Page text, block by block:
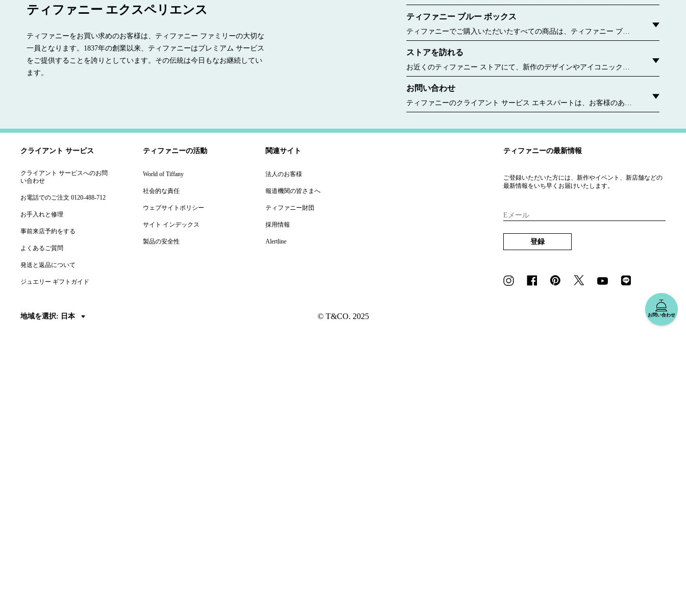
ティファニー エクスペリエンス
ティファニーをお買い求めのお客様は、ティファニー ファミリーの大切な
一員となります。1837年の創業以来、ティファニーはプレミアム サービス
をご提供することを誇りとしています。その伝統は今日もなお継続してい
ます。
ご覧ください。
ティファニー ブルー ボックス
ティファニーでご購入いただいたすべての商品は、ティファニー ブル
ー ボックスに包んでお届けいたします。この有名なパッケージが誕生
したのは1886年に遡ります。今ではすべてのブルー ボックスおよびブ
ルー バッグが、持続可能な材料や再生紙から作られています。 詳しく
見る
ストアを訪れる
お近くのティファニー ストアにて、新作のデザインやアイコニックな
コレクションなどをご覧ください。 お近くのティファニー ストアはこ
ちら
お問い合わせ
ティファニーのクライアント サービス エキスパートは、お客様のあら
ゆるニーズに合わせてパーソナライズされたサービスをご提供しま
いいたします。 お問い合わせください
お問い合わせ
クライアント サービス
クライアント サービスへのお問
い合わせ
お電話でのご注文 0120-488-712
お手入れと修理
事前来店予約をする
よくあるご質問
発送と返品について
ジュエリー ギフトガイド
ティファニーの活動
World of Tiffany
社会的な責任
ウェブサイトポリシー
サイト インデックス
製品の安全性
関連サイト
法人のお客様
報道機関の皆さまへ
ティファニー財団
採用情報
Alertline
ティファニーの最新情報
ご登録いただいた方には、新作やイベント、新店舗などの
最新情報をいち早くお届けいたします。
Eメール
登録
地域を選択: 日本 © T&CO. 2025